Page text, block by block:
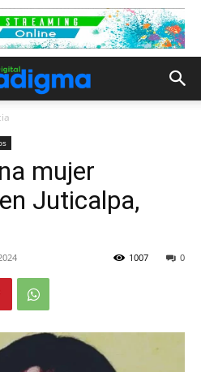
mujer
Juticalpa,
0
1007